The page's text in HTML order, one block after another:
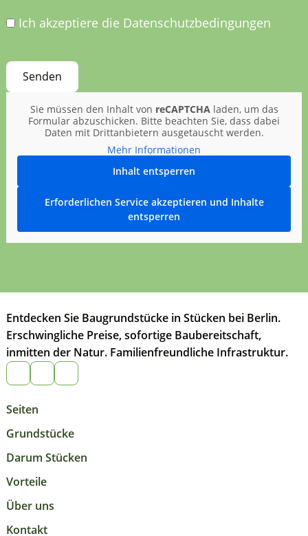
Ich akzeptiere die Datenschutzbedingungen
Sie müssen den Inhalt von reCAPTCHA laden, um das
Formular abzuschicken. Bitte beachten Sie, dass dabei
Daten mit Drittanbietern ausgetauscht werden.
Mehr Informationen
Inhalt entsperren
Erforderlichen Service akzeptieren und Inhalte
entsperren
Entdecken Sie Baugrundstücke in Stücken bei Berlin.
Erschwingliche Preise, sofortige Baubereitschaft,
inmitten der Natur. Familienfreundliche Infrastruktur.
Seiten
Grundstücke
Darum Stücken
Vorteile
Über uns
Kontakt